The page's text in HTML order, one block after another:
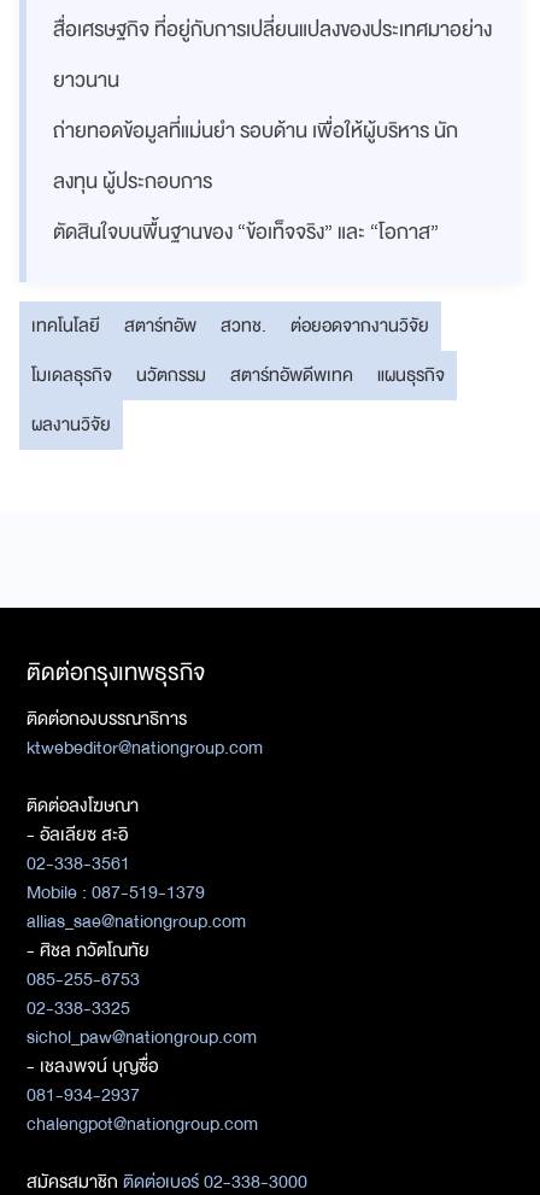
สื่อเศรษฐกิจ ที่อยู่กับการเปลี่ยนแปลงของประเทศมาอย่าง
ยาวนาน
ถ่ายทอดข้อมูลที่แม่นยำ รอบด้าน เพื่อให้ผู้บริหาร นัก
ลงทุน ผู้ประกอบการ
ตัดสินใจบนพื้นฐานของ “ข้อเท็จจริง” และ “โอกาส”
เทคโนโลยี สตาร์ทอัพ สวทช.
ต่อยอดจากงานวิจัย
โมเดลธุรกิจ
นวัตกรรม สตาร์ทอัพดีพเทค
แผนธุรกิจ
ผลงานวิจัย
ติดต่อกรุงเทพธุรกิจ
ติดต่อกองบรรณาธิการ
ktwebeditor@nationgroup.com
ติดต่อลงโฆษณา
- อัลเลียซ สะอิ
02-338-3561
Mobile : 087-519-1379
allias_sae@nationgroup.com
- ศิชล ภวัตโณทัย
085-255-6753
02-338-3325
sichol_paw@nationgroup.com
- เชลงพจน์ บุญซื่อ
081-934-2937
chalengpot@nationgroup.com
สมัครสมาชิกติดต่อเบอร์ 02-338-3000